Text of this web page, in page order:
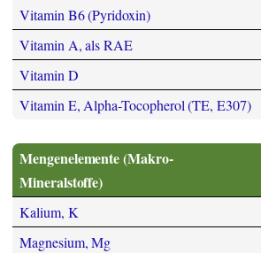
Vitamin B6 (Pyridoxin)
Vitamin A, als RAE
Vitamin D
Vitamin E, Alpha-Tocopherol (TE, E307)
Mengenelemente (Makro-
Mineralstoffe)
Kalium, K
Magnesium, Mg